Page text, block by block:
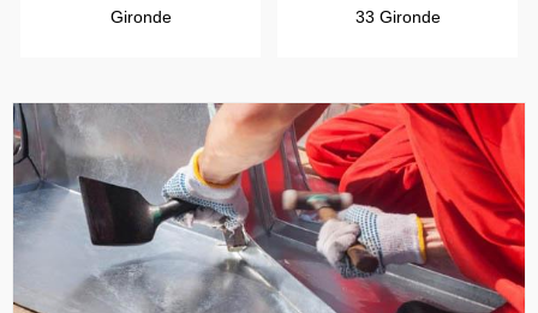
Gironde
33 Gironde